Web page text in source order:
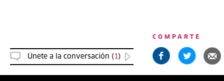
Únete a la conversación ( 1)
COMPARTE